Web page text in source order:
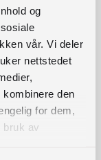
og
vår. Vi deler
nettstedet
den
for dem,
bruk av
iKransen
fra norsk
landlov
professor i
fortelle om